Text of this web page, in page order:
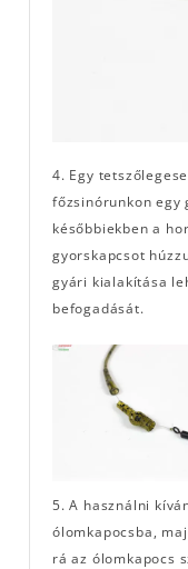
4. Egy
főzsinórunkon egy
későbbiekben a
gyorskapcsot
gyári kialakítása
befogadását.
5. A használni
ólomkapocsba,
rá az ólomkapocs